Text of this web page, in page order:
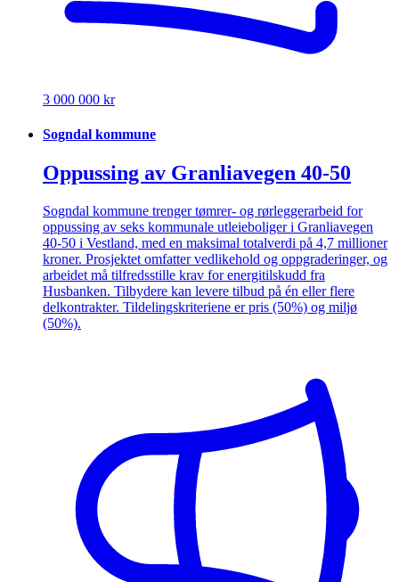
3 000 000 kr
Sogndal kommune
Oppussing av Granliavegen 40-50
Sogndal kommune trenger tømrer- og rørleggerarbeid for
oppussing av seks kommunale utleieboliger i Granliavegen
40-50 i Vestland, med en maksimal totalverdi på 4,7 millioner
kroner. Prosjektet omfatter vedlikehold og oppgraderinger, og
arbeidet må tilfredsstille krav for energitilskudd fra
Husbanken. Tilbydere kan levere tilbud på én eller flere
delkontrakter. Tildelingskriteriene er pris (50%) og miljø
(50%).